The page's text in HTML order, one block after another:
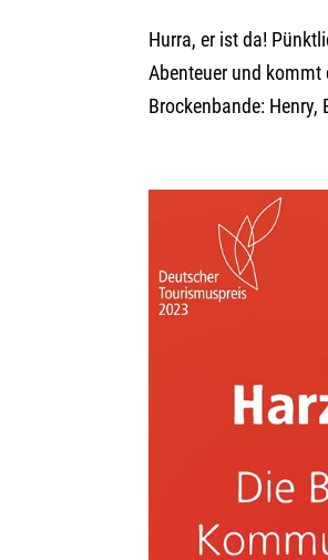
Hurra, er ist da!
Abenteuer und kommt
Brockenbande: